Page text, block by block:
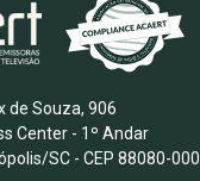
de Souza, 906
Center - 1º Andar
SC - CEP 88080-000